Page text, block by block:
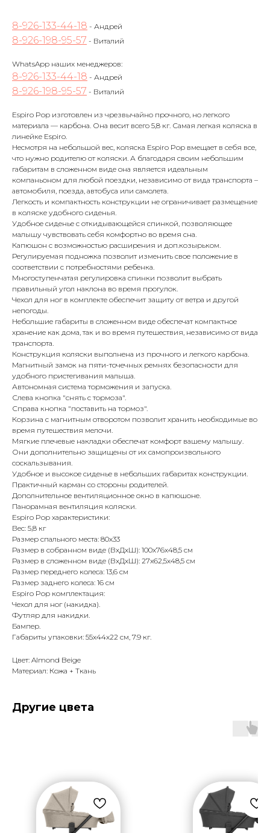
8-926-133-44-18 - Андрей
8-926-198-95-57 - Виталий
WhatsApp наших менеджеров:
8-926-133-44-18 - Андрей
8-926-198-95-57 - Виталий
Espiro Pop изготовлен из чрезвычайно прочного, но легкого
материала — карбона. Она весит всего 5,8 кг. Самая легкая коляска в
линейке Espiro.
Несмотря на небольшой вес, коляска Espiro Pop вмещает в себя все,
что нужно родителю от коляски. А благодаря своим небольшим
габаритам в сложенном виде она является идеальным
компаньоном для любой поездки, независимо от вида транспорта –
автомобиля, поезда, автобуса или самолета.
Легкость и компактность конструкции не ограничивает размещение
в коляске удобного сиденья.
Удобное сиденье с откидывающейся спинкой, позволяющее
малышу чувствовать себя комфортно во время сна.
Капюшон с возможностью расширения и доп.козырьком.
Регулируемая подножка позволит изменить свое положение в
соответствии с потребностями ребенка.
Многоступенчатая регулировка спинки позволит выбрать
правильный угол наклона во время прогулок.
Чехол для ног в комплекте обеспечит защиту от ветра и другой
непогоды.
Небольшие габариты в сложенном виде обеспечат компактное
хранение как дома, так и во время путешествия, независимо от вида
транспорта.
Конструкция коляски выполнена из прочного и легкого карбона.
Магнитный замок на пяти-точечных ремнях безопасности для
удобного пристегивания малыша.
Автономная система торможения и запуска.
Слева кнопка "снять с тормоза".
Справа кнопка "поставить на тормоз".
Корзина с магнитным отворотом позволит хранить необходимые во
время путешествия мелочи.
Мягкие плечевые накладки обеспечат комфорт вашему малышу.
Они дополнительно защищены от их самопроизвольного
соскальзывания.
Удобное и высокое сиденье в небольших габаритах конструкции.
Практичный карман со стороны родителей.
Дополнительное вентиляционное окно в капюшоне.
Панорамная вентиляция коляски.
Espiro Pop характеристики:
Вес: 5,8 кг
Размер спального места: 80х33
Размер в собранном виде (ВхДхШ): 100х76х48,5 см
Размер в сложенном виде (ВхДхШ): 27х62,5х48,5 см
Размер переднего колеса: 13,6 см
Размер заднего колеса: 16 см
Espiro Pop комплектация:
Чехол для ног (накидка).
Футляр для накидки.
Бампер.
Габариты упаковки: 55х44x22 см, 7.9 кг.
Цвет: Almond Beige
Материал: Кожа + Ткань
Другие цвета